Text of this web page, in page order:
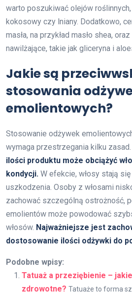
warto poszukiwać olejów
kokosowy czy lniany. Dodatkowo,
masła, na przykład masło shea,
nawilżające, takie jak gliceryna i
Jakie są
stosowania
emolientowych?
Stosowanie odżywek
wymaga przestrzegania kilku zasad.
ilości produktu może obciążyć
kondycji. W efekcie, włosy stają
uszkodzenia. Osoby z włosami
zachować szczególną ostrożność,
emolientów może powodować
włosów. Najważniejsze jest
dostosowanie ilości odżywki do
Podobne wpisy:
Tatuaż a przeziębienie –
zdrowotne? Tatuaże to forma